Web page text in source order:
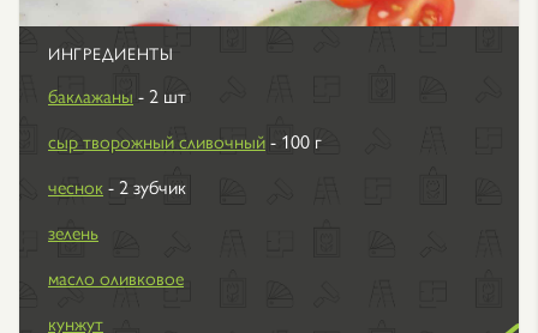
ИНГРЕДИЕНТЫ
баклажаны - 2 шт
сыр творожный сливочный- 100 г
чеснок- 2 зубчик
зелень
масло оливковое
кунжут